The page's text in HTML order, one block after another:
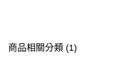
商品相關分類 (1)